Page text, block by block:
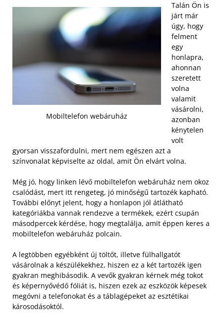
Mobiltelefon webáruház
Talán Ön is
járt már
úgy, hogy
felment
egy
honlapra,
ahonnan
szeretett
volna
valamit
vásárolni,
azonban
kénytelen
volt
gyorsan visszafordulni, mert nem egészen azt a
színvonalat képviselte az oldal, amit Ön elvárt volna.
Még jó, hogy linken lévő mobiltelefon webáruház nem okoz
csalódást, mert itt rengeteg, jó minőségű tartozék kapható.
További előnyt jelent, hogy a honlapon jól átlátható
kategóriákba vannak rendezve a termékek, ezért csupán
másodpercek kérdése, hogy megtalálja, amit éppen keres a
mobiltelefon webáruház polcain.
A legtöbben egyébként új töltőt, illetve fülhallgatót
vásárolnak a készülékekhez, hiszen ez a két tartozék igen
gyakran meghibásodik. A vevők gyakran kérnek még tokot
és képernyővédő fóliát is, hiszen ezek az eszközök képesek
megóvni a telefonokat és a táblagépeket az esztétikai
károsodásoktól.